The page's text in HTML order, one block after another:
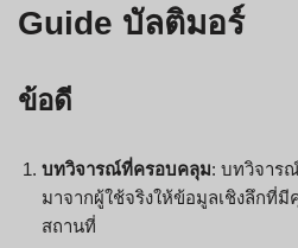
Guide บัลติมอร์
ข้อดี
บทวิจารณ์ที่ครอบคลุม: บทวิจาร
มาจากผู้ใช้จริงให้ข้อมูลเชิงลึกที่
สถานที่